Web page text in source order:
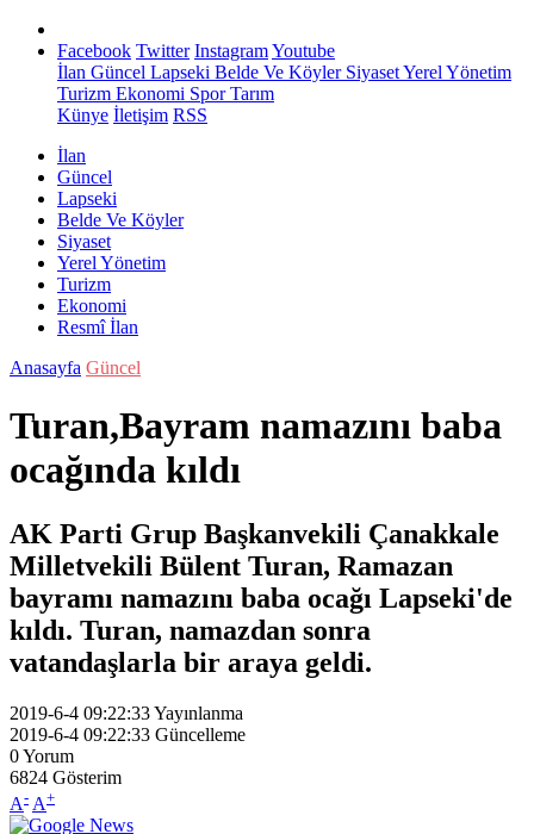
Facebook Twitter InstagramYoutube
İlan Güncel Lapseki Belde Ve KöylerSiyasetYerel Yönetim
Turizm Ekonomi SporTarım
Künye İletişim RSS
İlan
Güncel
Lapseki
Belde Ve Köyler
Siyaset
Yerel Yönetim
Turizm
Ekonomi
Resmî İlan
Anasayfa Güncel
Turan,Bayram namazını baba
ocağında kıldı
AK Parti Grup Başkanvekili Çanakkale
Milletvekili Bülent Turan, Ramazan
bayramı namazını baba ocağı Lapseki'de
kıldı. Turan, namazdan sonra
vatandaşlarla bir araya geldi.
2019-6-4 09:22:33Yayınlanma
2019-6-4 09:22:33 Güncelleme
0Yorum
6824 Gösterim
A- A+